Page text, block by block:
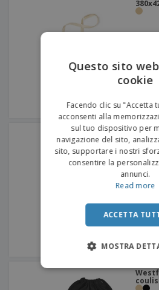
180g
Questo sito
cookie
Facendo clic su "Accetta
acconsenti alla
sul tuo dispositivo per
navigazione del sito,
sito, supportare i nostri
consentire la
annunci.
Read more
ACCETTA
MOSTRA